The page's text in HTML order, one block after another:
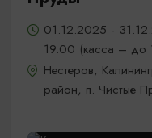
01.12.2025 -
19.00 (касса – до
Нестеров,
район, п. Чистые